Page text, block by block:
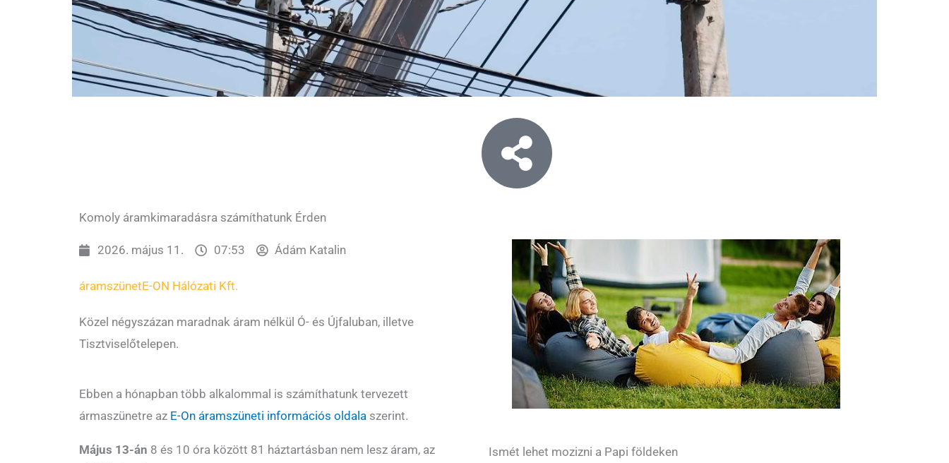
Komoly áramkimaradásra számíthatunk Érden
2026. május 11. 07:53 Ádám Katalin
áramszünetE-ON Hálózati Kft.
Közel négyszázan maradnak áram nélkül Ó- és Újfaluban, illetve
Tisztviselőtelepen.
Ebben a hónapban több alkalommal is számíthatunk tervezett
ármaszünetre az E-On áramszüneti információs oldala szerint.
Május 13-án 8 és 10 óra között 81 háztartásban nem lesz áram, az
Ismét lehet mozizni a Papi földeken